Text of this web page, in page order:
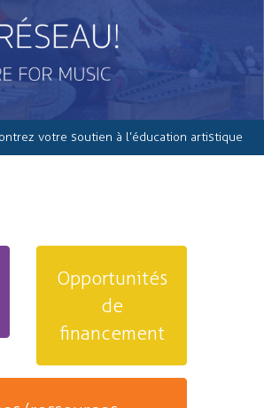
et vitaux pour nos écoles et
votre soutien à l’éducation artistique
Opportunités
de
financement